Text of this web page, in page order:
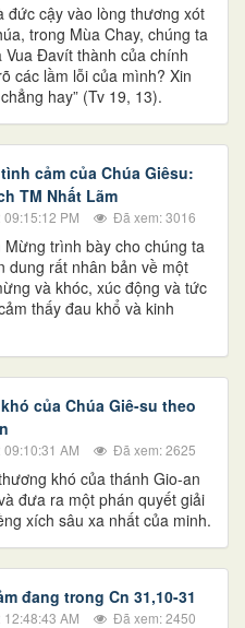
đức cậy vào lòng thương xót
trong Mùa Chay, chúng ta
Đavít thành của chính
các lầm lỗi của mình? Xin
hay” (Tv 19, 13).
cảm của Chúa Giêsu:
TM Nhất Lãm
PM Đã xem: 3016
Mừng trình bày cho chúng ta
dung rất nhân bản về một
và khóc, xúc động và tức
thấy đau khổ và kinh
của Chúa Giê-su theo
AM Đã xem: 2625
khó của thánh Gio-an
đưa ra một phán quyết giải
xích sâu xa nhất của minh.
đang trong Cn 31,10-31
AM Đã xem: 2450